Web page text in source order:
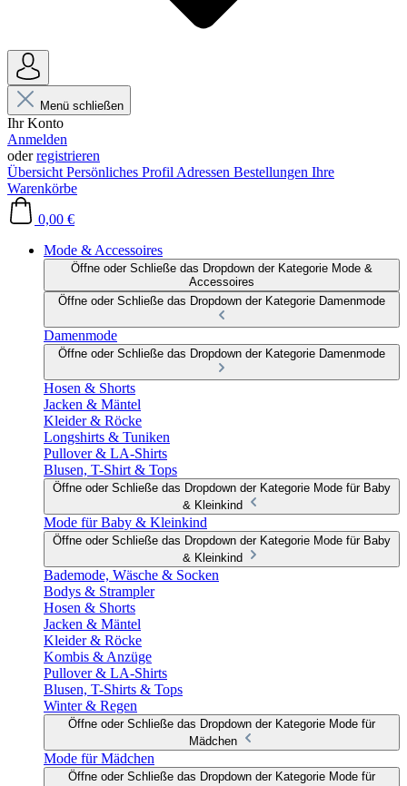
Menü schließen
Ihr Konto
Anmelden
oderregistrieren
Übersicht Persönliches Profil Adressen Bestellungen Ihre
Warenkörbe
0,00 €
Mode & Accessoires
Öffne oder Schließe das Dropdown der Kategorie Mode &
Accessoires
Öffne oder Schließe das Dropdown der Kategorie Damenmode
Damenmode
Öffne oder Schließe das Dropdown der Kategorie Damenmode
Hosen & Shorts
Jacken & Mäntel
Kleider & Röcke
Longshirts & Tuniken
Pullover & LA-Shirts
Blusen, T-Shirt & Tops
Öffne oder Schließe das Dropdown der Kategorie Mode für Baby
& Kleinkind
Mode für Baby & Kleinkind
Öffne oder Schließe das Dropdown der Kategorie Mode für Baby
& Kleinkind
Bademode, Wäsche & Socken
Bodys & Strampler
Hosen & Shorts
Jacken & Mäntel
Kleider & Röcke
Kombis & Anzüge
Pullover & LA-Shirts
Blusen, T-Shirts & Tops
Winter & Regen
Öffne oder Schließe das Dropdown der Kategorie Mode für
Mädchen
Mode für Mädchen
Öffne oder Schließe das Dropdown der Kategorie Mode für